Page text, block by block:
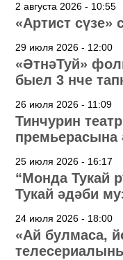
2 августа 2026 - 10:55
«Артист сүзе»
29 июля 2026 - 12:00
«ӘтнәТуй»
быел 3 нче
26 июля 2026 - 11:09
Тинчурин
премьерасына
25 июля 2026 - 16:17
“Монда Тукай
Тукай әдәби
24 июля 2026 - 18:00
«Ай булмаса,